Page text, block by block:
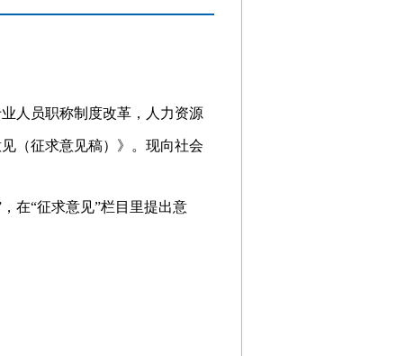
人员职称制度改革，人力资源
（征求意见稿）》。现向社会
在“征求意见”栏目里提出意